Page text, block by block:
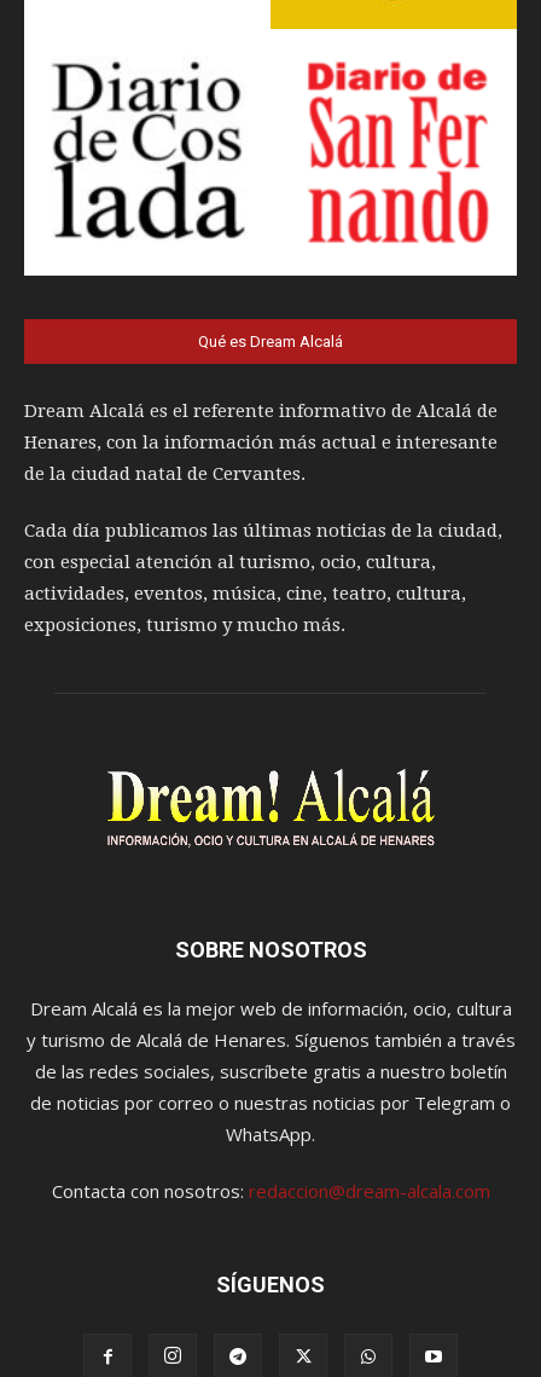
Qué es Dream Alcalá
Dream Alcalá es el referente informativo de Alcalá de
Henares, con la información más actual e interesante
de la ciudad natal de Cervantes.
Cada día publicamos las últimas noticias de la ciudad,
con especial atención al turismo, ocio, cultura,
actividades, eventos, música, cine, teatro, cultura,
exposiciones, turismo y mucho más.
SOBRE NOSOTROS
Dream Alcalá es la mejor web de información, ocio, cultura
y turismo de Alcalá de Henares. Síguenos también a través
de las redes sociales, suscríbete gratis a nuestro boletín
de noticias por correo o nuestras noticias por Telegram o
WhatsApp.
Contacta con nosotros: redaccion@dream-alcala.com
SÍGUENOS